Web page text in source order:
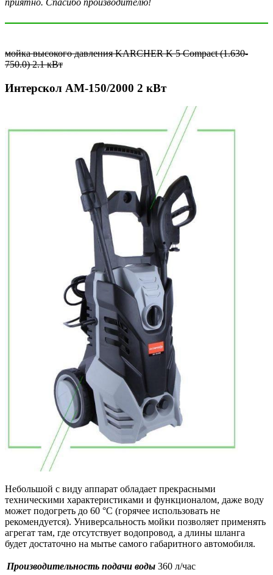
мойка высокого давления KARCHER K 5 Compact (1.630-
750.0) 2.1 кВт
Интерскол АМ-150/2000 2 кВт
Небольшой с виду аппарат обладает прекрасными
техническими характеристиками и функционалом, даже воду
может подогреть до 60 °С (горячее использовать не
рекомендуется). Универсальность мойки позволяет применять
агрегат там, где отсутствует водопровод, а длины шланга
будет достаточно на мытье самого габаритного автомобиля.
Производительность подачи воды 360 л/час